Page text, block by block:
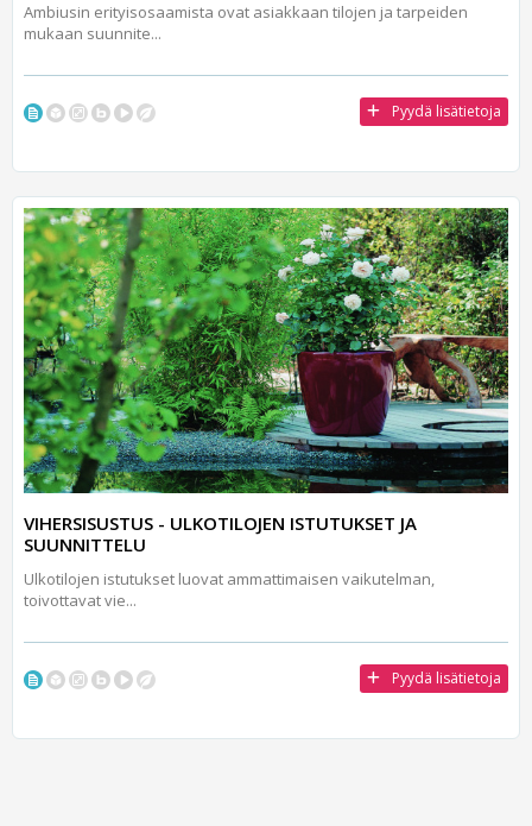
Ambiusin erityisosaamista ovat asiakkaan tilojen ja tarpeiden
mukaan suunnite...
Pyydä lisätietoja
VIHERSISUSTUS - ULKOTILOJEN ISTUTUKSET JA
SUUNNITTELU
Ulkotilojen istutukset luovat ammatti­maisen vaikutelman,
toivottavat vie...
Pyydä lisätietoja